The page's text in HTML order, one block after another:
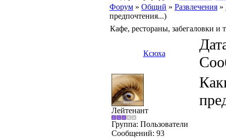
Форум » Общий » Развлечения »
предпочтения...)
Кафе, рестораны, забегаловки и
Ксюха
Лейтенант
Группа: Пользователи
Сообщений: 93